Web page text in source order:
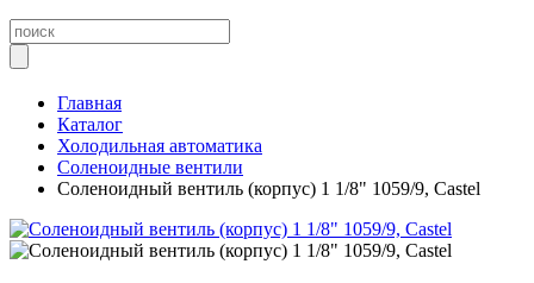
Главная
Каталог
Холодильная автоматика
Соленоидные вентили
Соленоидный вентиль (корпус) 1 1/8" 1059/9, Castel